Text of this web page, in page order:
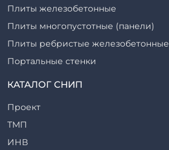
Плиты железобетонные
Плиты многопустотные (панели)
Плиты ребристые железобетонные
Портальные стенки
Прогоны железобетонные
Ригели железобетонные
Сваи железобетонные
КАТАЛОГ СНИП
Проект
ТМП
ИНВ